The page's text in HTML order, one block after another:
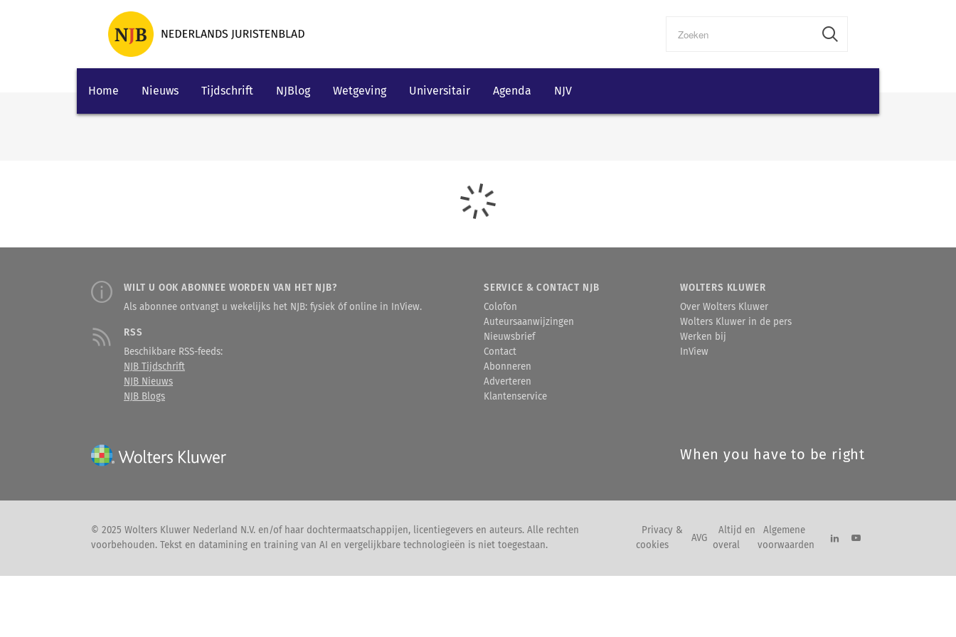
Home Nieuws Tijdschrift NJBlog Wetgeving Universitair Agenda NJV
WILT U OOK ABONNEE WORDEN VAN HET NJB?
Als abonnee ontvangt u wekelijks het NJB: fysiek óf online in InView.
RSS
Beschikbare RSS-feeds:
NJB Tijdschrift
NJB Nieuws
NJB Blogs
SERVICE & CONTACT NJB
Colofon
Auteursaanwijzingen
Nieuwsbrief
Contact
Abonneren
Adverteren
Klantenservice
WOLTERS KLUWER
Over Wolters Kluwer
Wolters Kluwer in de pers
Werken bij
InView
When you have to be right
© 2025 Wolters Kluwer Nederland N.V. en/of haar dochtermaatschappijen, licentiegevers en auteurs. Alle rechten
voorbehouden. Tekst en datamining en training van AI en vergelijkbare technologieën is niet toegestaan.
Privacy &
cookies
AVG
Altijd en
overal
Algemene
voorwaarden